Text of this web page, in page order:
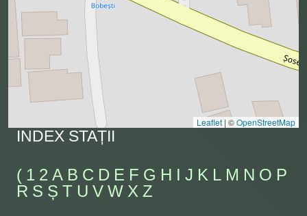
Leaflet | ©OpenStreetMap
INDEX STAȚII
( 1 2 A B C D E F G H I J K L M N O P
R S Ș T U V W X Z